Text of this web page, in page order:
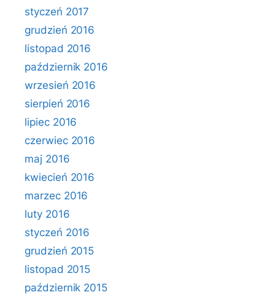
styczeń 2017
grudzień 2016
listopad 2016
październik 2016
wrzesień 2016
sierpień 2016
lipiec 2016
czerwiec 2016
maj 2016
kwiecień 2016
marzec 2016
luty 2016
styczeń 2016
grudzień 2015
listopad 2015
październik 2015